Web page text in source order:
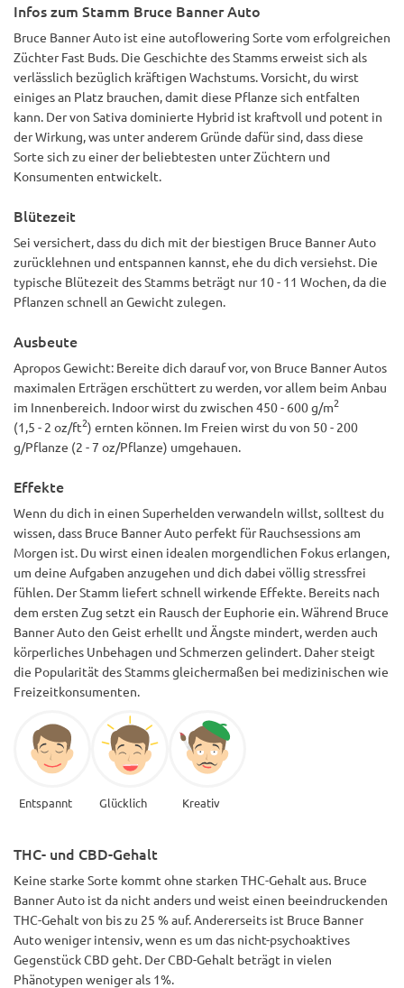
Infos zum Stamm Bruce Banner Auto
Bruce Banner Auto ist eine autoflowering Sorte vom erfolgreichen
Züchter Fast Buds. Die Geschichte des Stamms erweist sich als
verlässlich bezüglich kräftigen Wachstums. Vorsicht, du wirst
einiges an Platz brauchen, damit diese Pflanze sich entfalten
kann. Der von Sativa dominierte Hybrid ist kraftvoll und potent in
der Wirkung, was unter anderem Gründe dafür sind, dass diese
Sorte sich zu einer der beliebtesten unter Züchtern und
Konsumenten entwickelt.
Blütezeit
Sei versichert, dass du dich mit der biestigen Bruce Banner Auto
zurücklehnen und entspannen kannst, ehe du dich versiehst. Die
typische Blütezeit des Stamms beträgt nur 10 - 11 Wochen, da die
Pflanzen schnell an Gewicht zulegen.
Ausbeute
Apropos Gewicht: Bereite dich darauf vor, von Bruce Banner Autos
maximalen Erträgen erschüttert zu werden, vor allem beim Anbau
im Innenbereich. Indoor wirst du zwischen 450 - 600 g/m2
(1,5 - 2 oz/ft2) ernten können. Im Freien wirst du von 50 - 200
g/Pflanze (2 - 7 oz/Pflanze) umgehauen.
Effekte
Wenn du dich in einen Superhelden verwandeln willst, solltest du
wissen, dass Bruce Banner Auto perfekt für Rauchsessions am
Morgen ist. Du wirst einen idealen morgendlichen Fokus erlangen,
um deine Aufgaben anzugehen und dich dabei völlig stressfrei
fühlen. Der Stamm liefert schnell wirkende Effekte. Bereits nach
dem ersten Zug setzt ein Rausch der Euphorie ein. Während Bruce
Banner Auto den Geist erhellt und Ängste mindert, werden auch
körperliches Unbehagen und Schmerzen gelindert. Daher steigt
die Popularität des Stamms gleichermaßen bei medizinischen wie
Freizeitkonsumenten.
Entspannt Glücklich Kreativ
THC- und CBD-Gehalt
Keine starke Sorte kommt ohne starken THC-Gehalt aus. Bruce
Banner Auto ist da nicht anders und weist einen beeindruckenden
THC-Gehalt von bis zu 25 % auf. Andererseits ist Bruce Banner
Auto weniger intensiv, wenn es um das nicht-psychoaktives
Gegenstück CBD geht. Der CBD-Gehalt beträgt in vielen
Phänotypen weniger als 1%.